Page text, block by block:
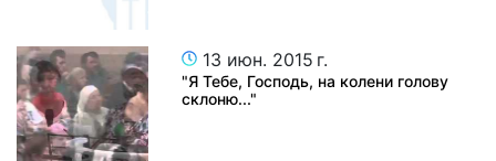
13 июн. 2015 г.
"Я Тебе, Господь, на колени голову
склоню..."